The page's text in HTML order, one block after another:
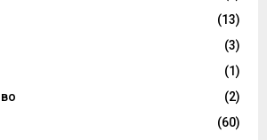
(13)
(3)
(1)
(2)
(60)